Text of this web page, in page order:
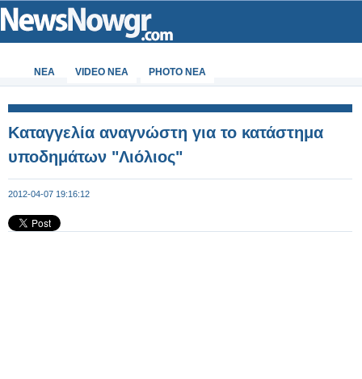
ΝΕΑ VIDEO NEA PHOTO NEA
Καταγγελία αναγνώστη για το κατάστημα
υποδημάτων "Λιόλιος"
2012-04-07 19:16:12